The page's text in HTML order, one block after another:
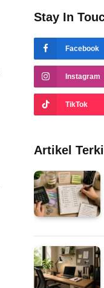
Stay In
Facebook
Instagram
TikTok
Artikel